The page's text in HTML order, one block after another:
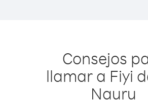
Consejos
llamar a Fiyi
Nauru